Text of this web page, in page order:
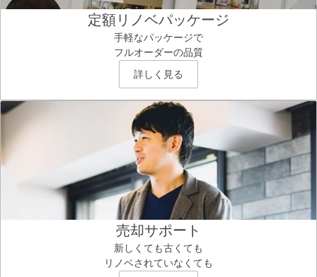
定額リノベパッケージ
手軽なパッケージで
フルオーダーの品質
詳しく見る
売却サポート
新しくても古くても
リノベされていなくても